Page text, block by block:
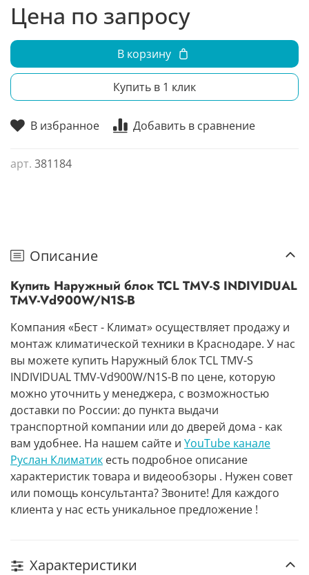
В избранное Добавить в сравнение
арт. 381184
Цена по запросу
В корзину
Купить в 1 клик
Описание
Купить Наружный блок TCL TMV-S INDIVIDUAL
TMV-Vd900W/N1S-B
Компания «Бест - Климат» осуществляет продажу и
монтаж климатической техники в Краснодаре. У нас
вы можете купить Наружный блок TCL TMV-S
INDIVIDUAL TMV-Vd900W/N1S-B по цене, которую
можно уточнить у менеджера, с возможностью
доставки по России: до пункта выдачи
транспортной компании или до дверей дома - как
вам удобнее. На нашем сайте и YouTube канале
Руслан Климатик есть подробное описание
характеристик товара и видеообзоры . Нужен совет
или помощь консультанта? Звоните! Для каждого
клиента у нас есть уникальное предложение !
Характеристики